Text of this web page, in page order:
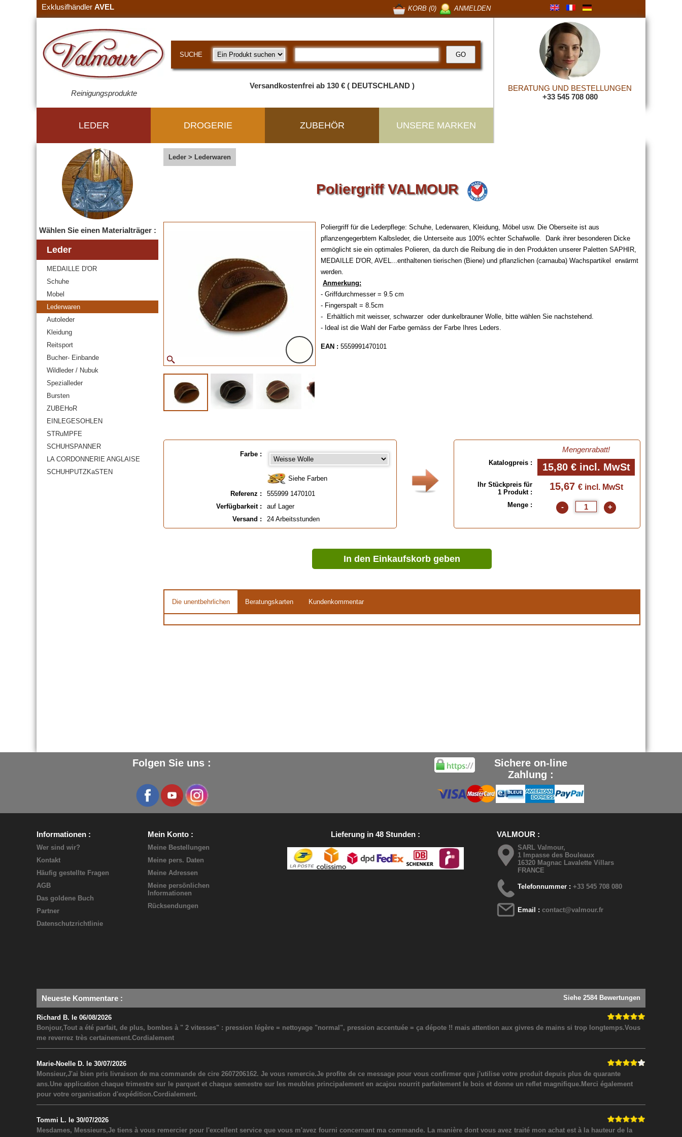
Exklusifhändler AVEL ANMELDEN
KORB (0)
Reinigungsprodukte
SUCHE
Versandkostenfrei ab 130 € ( DEUTSCHLAND )
BERATUNG UND BESTELLUNGEN
+33 545 708 080
LEDER DROGERIE ZUBEHÖR UNSERE MARKEN
Wählen Sie einen Materialträger :
Leder
MEDAILLE D'OR
Schuhe
Mobel
Lederwaren
Autoleder
Kleidung
Reitsport
Bucher- Einbande
Wildleder / Nubuk
Spezialleder
Bursten
ZUBEHoR
EINLEGESOHLEN
STRuMPFE
SCHUHSPANNER
LA CORDONNERIE ANGLAISE
SCHUHPUTZKaSTEN
Leder > Lederwaren
Poliergriff VALMOUR
Poliergriff für die Lederpflege: Schuhe, Lederwaren, Kleidung, Möbel usw. Die Oberseite ist aus
pflanzengegerbtem Kalbsleder, die Unterseite aus 100% echter Schafwolle. Dank ihrer besonderen Dicke
ermöglicht sie ein optimales Polieren, da durch die Reibung die in den Produkten unserer Paletten SAPHIR,
MEDAILLE D'OR, AVEL...enthaltenen tierischen (Biene) und pflanzlichen (carnauba) Wachspartikel erwärmt
werden.
Anmerkung:
- Griffdurchmesser = 9.5 cm
- Fingerspalt = 8.5cm
- Erhältlich mit weisser, schwarzer oder dunkelbrauner Wolle, bitte wählen Sie nachstehend.
- Ideal ist die Wahl der Farbe gemäss der Farbe Ihres Leders.
EAN : 5559991470101
Farbe :
Siehe Farben
Referenz :
555999 1470101
Verfügbarkeit :
auf Lager
Versand :
24 Arbeitsstunden
Mengenrabatt!
Katalogpreis : 15,80 € incl. MwSt
Ihr Stückpreis für
1 Produkt :
15,67 € incl. MwSt
Menge : - +
In den Einkaufskorb geben
Die unentbehrlichen Beratungskarten Kundenkommentar
Folgen Sie uns :
Sichere on-line
Zahlung :
Informationen
Wer sind wir?
Kontakt
Häufig gestellte Fragen
AGB
Das goldene Buch
Partner
Datenschutzrichtlinie
Mein Konto
Meine Bestellungen
Meine pers. Daten
Meine Adressen
Meine persönlichen
Informationen
Rücksendungen
Lieferung in 48 Stunden VALMOUR
SARL Valmour,
1 Impasse des Bouleaux
16320 Magnac Lavalette Villars
FRANCE
Telefonnummer :+33 545 708 080
Email :contact@valmour.fr
Neueste Kommentare : Siehe 2584 Bewertungen
Richard B. le 06/08/2026
Bonjour,Tout a été parfait, de plus, bombes à " 2 vitesses" : pression légère = nettoyage "normal", pression accentuée = ça dépote !! mais attention aux givres de mains si trop longtemps.Vous
me reverrez très certainement.Cordialement
Marie-Noelle D. le 30/07/2026
Monsieur,J'ai bien pris livraison de ma commande de cire 2607206162. Je vous remercie.Je profite de ce message pour vous confirmer que j'utilise votre produit depuis plus de quarante
ans.Une application chaque trimestre sur le parquet et chaque semestre sur les meubles principalement en acajou nourrit parfaitement le bois et donne un reflet magnifique.Merci également
pour votre organisation d'expédition.Cordialement.
Tommi L. le 30/07/2026
Mesdames, Messieurs,Je tiens à vous remercier pour l'excellent service que vous m'avez fourni concernant ma commande. La manière dont vous avez traité mon achat est à la hauteur de la